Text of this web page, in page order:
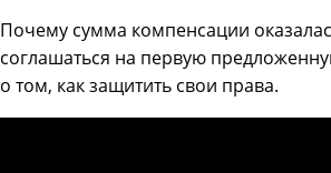
Почему сумма компенсации
соглашаться на первую
о том, как защитить свои права.